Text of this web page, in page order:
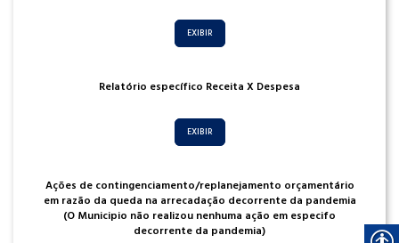
EXIBIR
Relatório específico Receita X Despesa
EXIBIR
Ações de contingenciamento/replanejamento orçamentário
em razão da queda na arrecadação decorrente da pandemia
(O Municipio não realizou nenhuma ação em especifo
decorrente da pandemia)